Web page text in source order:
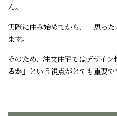
ん。
実際に住み始めてから、「思っ
ます。
そのため、注文住宅ではデザイン
るか」 という視点がとても重要で